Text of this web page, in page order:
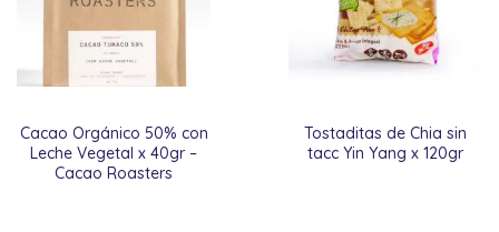
Cacao Orgánico 50% con
Leche Vegetal x 40gr –
Cacao Roasters
Tostaditas de Chia sin
tacc Yin Yang x 120gr